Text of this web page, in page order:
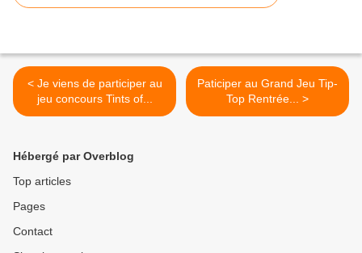
< Je viens de participer au
jeu concours Tints of...
Paticiper au Grand Jeu Tip-
Top Rentrée... >
Hébergé par Overblog
Top articles
Pages
Contact